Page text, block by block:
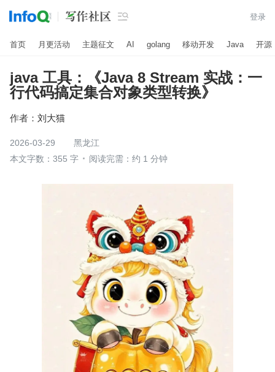
 登录
首页 月更活动 主题征文 AI golang 移动开发 Java 开源
java 工具：《Java 8 Stream 实战：一
行代码搞定集合对象类型转换》
作者： 刘大猫
2026-03-29
黑龙江
本文字数：355 字
阅读完需：约 1 分钟